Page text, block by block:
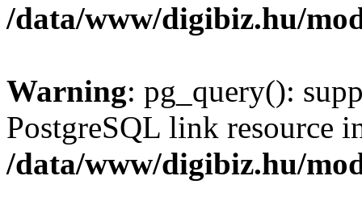
/data/www/digibiz.hu/
Warning: pg_query():
PostgreSQL link resource
/data/www/digibiz.hu/